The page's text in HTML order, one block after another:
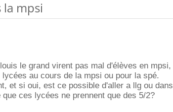
la mpsi
le grand virent pas mal d'élèves en mpsi,
au cours de la mpsi ou pour la spé.
et si oui, est ce possible d'aller a llg ou dans
ces lycées ne prennent que des 5/2?